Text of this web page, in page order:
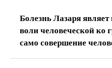
Болезнь Лазаря
воли человеческой ко
само совершение